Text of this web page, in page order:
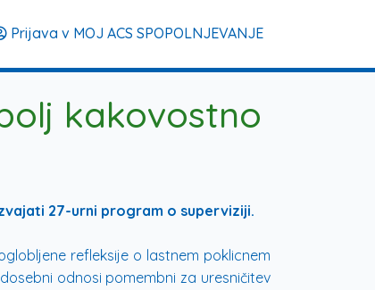
Prijava v MOJ ACS SPOPOLNJEVANJE
kakovostno
27-urni program o superviziji.
refleksije o lastnem poklicnem
odnosi pomembni za uresničitev